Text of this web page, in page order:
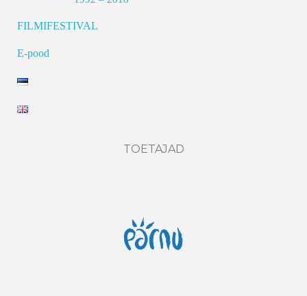
FILMIFESTIVAL
E-pood
TOETAJAD